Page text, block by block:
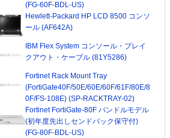
(FG-60F-BDL-US)
Hewlett-Packard HP LCD 8500 コンソ
ール (AF642A)
IBM Flex System コンソール・ブレイ
クアウト・ケーブル (81Y5286)
Fortinet Rack Mount Tray
(FortiGate40F/50E/60E/60F/61F/80E/8
0F/FS-108E) (SP-RACKTRAY-02)
Fortinet FortiGate-80F バンドルモデル
(初年度先出しセンドバック保守付)
(FG-80F-BDL-US)